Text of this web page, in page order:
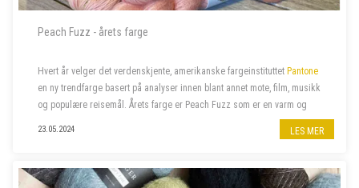
Peach Fuzz - årets farge
Hvert år velger det verdenskjente, amerikanske fargeinstituttet Pantone
en ny trendfarge basert på analyser innen blant annet mote, film, musikk
og populære reisemål. Årets farge er Peach Fuzz som er en varm og
velkommen farge som beriker sinn, kropp og sjel. Naturligvi...
23.05.2024 LES MER